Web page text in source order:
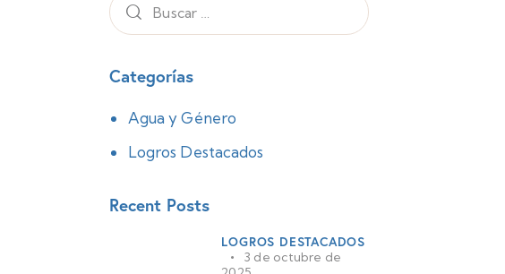
Categorías
Agua y Género
Logros Destacados
Recent Posts
LOGROS DESTACADOS
3 de octubre de